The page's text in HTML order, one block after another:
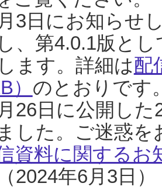
3日にお知らせ
、第4.0.1版と
ます。詳細は配
） のとおりです
26日に公開し
した。ご迷惑
資料に関するお
2024年6月3日）